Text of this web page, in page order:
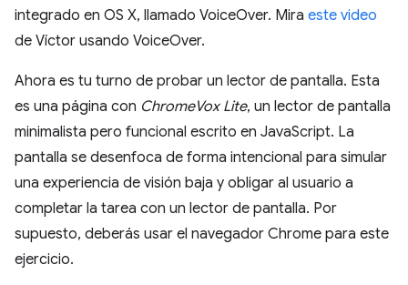
integrado en OS X, llamado VoiceOver. Mira este video
de Víctor usando VoiceOver.
Ahora es tu turno de probar un lector de pantalla. Esta
es una página con ChromeVox Lite, un lector de pantalla
minimalista pero funcional escrito en JavaScript. La
pantalla se desenfoca de forma intencional para simular
una experiencia de visión baja y obligar al usuario a
completar la tarea con un lector de pantalla. Por
supuesto, deberás usar el navegador Chrome para este
ejercicio.